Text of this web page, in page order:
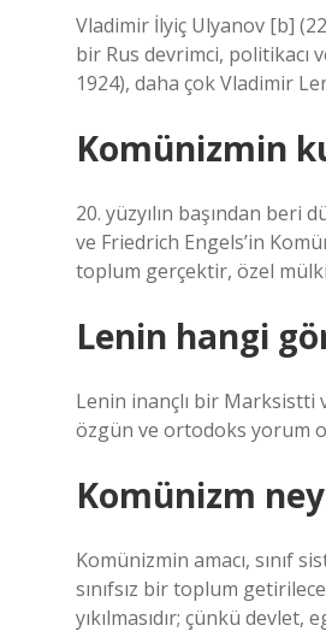
Vladimir İlyiç Ulyanov [b]
bir Rus devrimci, politikacı
1924), daha çok Vladimir
Komünizmin
20. yüzyılın başından
ve Friedrich Engels’in
toplum gerçektir, özel
Lenin hangi
Lenin inançlı bir Marksistti
özgün ve ortodoks yorum
Komünizm
Komünizmin amacı, sınıf
sınıfsız bir toplum
yıkılmasıdır; çünkü